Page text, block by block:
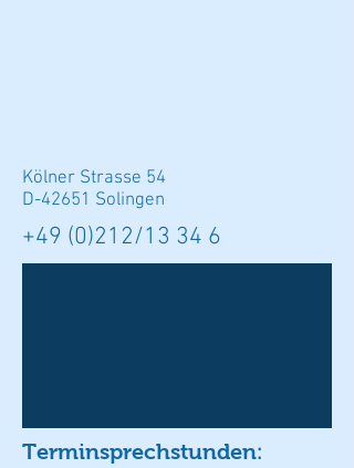
Kölner Strasse 54
D-42651 Solingen
+49 (0)212/13 34 6
Terminsprechstunden: